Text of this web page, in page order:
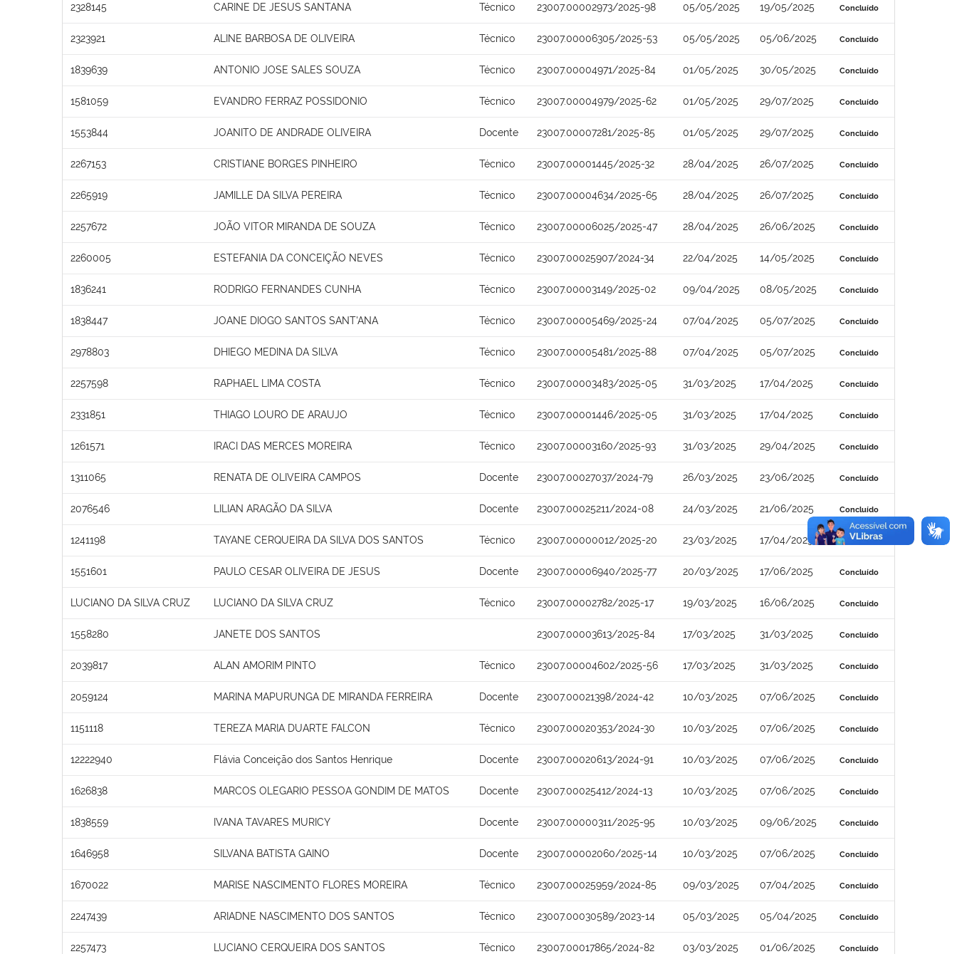
2328145 CARINE DE JESUS SANTANA Técnico 23007.00002973/2025-98 05/05/2025 19/05/2025 Concluído
2323921 ALINE BARBOSA DE OLIVEIRA Técnico 23007.00006305/2025-53 05/05/2025 05/06/2025 Concluído
1839639 ANTONIO JOSE SALES SOUZA Técnico 23007.00004971/2025-84 01/05/2025 30/05/2025 Concluído
1581059 EVANDRO FERRAZ POSSIDONIO Técnico 23007.00004979/2025-62 01/05/2025 29/07/2025 Concluído
1553844 JOANITO DE ANDRADE OLIVEIRA Docente 23007.00007281/2025-85 01/05/2025 29/07/2025 Concluído
2267153 CRISTIANE BORGES PINHEIRO Técnico 23007.00001445/2025-32 28/04/2025 26/07/2025 Concluído
2265919 JAMILLE DA SILVA PEREIRA Técnico 23007.00004634/2025-65 28/04/2025 26/07/2025 Concluído
2257672 JOÃO VITOR MIRANDA DE SOUZA Técnico 23007.00006025/2025-47 28/04/2025 26/06/2025 Concluído
2260005 ESTEFANIA DA CONCEIÇÃO NEVES Técnico 23007.00025907/2024-34 22/04/2025 14/05/2025 Concluído
1836241 RODRIGO FERNANDES CUNHA Técnico 23007.00003149/2025-02 09/04/2025 08/05/2025 Concluído
1838447 JOANE DIOGO SANTOS SANT'ANA Técnico 23007.00005469/2025-24 07/04/2025 05/07/2025 Concluído
2978803 DHIEGO MEDINA DA SILVA Técnico 23007.00005481/2025-88 07/04/2025 05/07/2025 Concluído
2257598 RAPHAEL LIMA COSTA Técnico 23007.00003483/2025-05 31/03/2025 17/04/2025 Concluído
2331851 THIAGO LOURO DE ARAUJO Técnico 23007.00001446/2025-05 31/03/2025 17/04/2025 Concluído
1261571 IRACI DAS MERCES MOREIRA Técnico 23007.00003160/2025-93 31/03/2025 29/04/2025 Concluído
1311065 RENATA DE OLIVEIRA CAMPOS Docente 23007.00027037/2024-79 26/03/2025 23/06/2025 Concluído
2076546 LILIAN ARAGÃO DA SILVA Docente 23007.00025211/2024-08 24/03/2025 21/06/2025 Concluído
1241198 TAYANE CERQUEIRA DA SILVA DOS SANTOS Técnico 23007.00000012/2025-20 23/03/2025 17/04/2025 Concluído
1551601 PAULO CESAR OLIVEIRA DE JESUS Docente 23007.00006940/2025-77 20/03/2025 17/06/2025 Concluído
LUCIANO DA SILVA CRUZ LUCIANO DA SILVA CRUZ Técnico 23007.00002782/2025-17 19/03/2025 16/06/2025 Concluído
1558280 JANETE DOS SANTOS 23007.00003613/2025-84 17/03/2025 31/03/2025 Concluído
2039817 ALAN AMORIM PINTO Técnico 23007.00004602/2025-56 17/03/2025 31/03/2025 Concluído
2059124 MARINA MAPURUNGA DE MIRANDA FERREIRA Docente 23007.00021398/2024-42 10/03/2025 07/06/2025 Concluído
1151118 TEREZA MARIA DUARTE FALCON Técnico 23007.00020353/2024-30 10/03/2025 07/06/2025 Concluído
12222940 Flávia Conceição dos Santos Henrique Docente 23007.00020613/2024-91 10/03/2025 07/06/2025 Concluído
1626838 MARCOS OLEGARIO PESSOA GONDIM DE MATOS Docente 23007.00025412/2024-13 10/03/2025 07/06/2025 Concluído
1838559 IVANA TAVARES MURICY Docente 23007.00000311/2025-95 10/03/2025 09/06/2025 Concluído
1646958 SILVANA BATISTA GAINO Docente 23007.00002060/2025-14 10/03/2025 07/06/2025 Concluído
1670022 MARISE NASCIMENTO FLORES MOREIRA Técnico 23007.00025959/2024-85 09/03/2025 07/04/2025 Concluído
2247439 ARIADNE NASCIMENTO DOS SANTOS Técnico 23007.00030589/2023-14 05/03/2025 05/04/2025 Concluído
2257473 LUCIANO CERQUEIRA DOS SANTOS Técnico 23007.00017865/2024-82 03/03/2025 01/06/2025 Concluído